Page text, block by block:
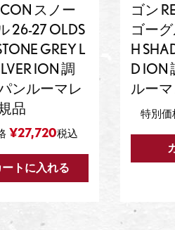
スノー
26-27 OLDS
GREY L
ION 調
ンルーマレ
品
¥27,720税込
ートに入れる
ゴン
ゴーグ
H
D ION
ルー
特別価